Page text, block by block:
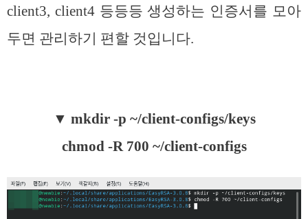
client3, client4 등등등 생성하는 인증서를 모아
두면 관리하기 편할 것입니다.
▼ mkdir -p ~/client-configs/keys
chmod -R 700 ~/client-configs